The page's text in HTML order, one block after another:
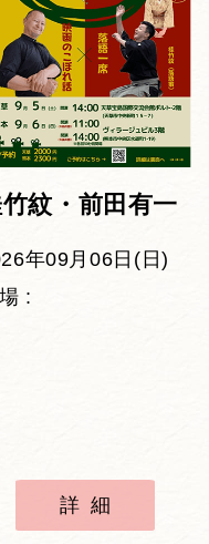
紋・前田有一
年09月06日(日)
:
詳細